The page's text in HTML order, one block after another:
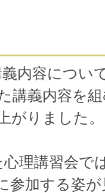
義内容につい
講義内容を
がりました。
心理講習会で
参加する姿